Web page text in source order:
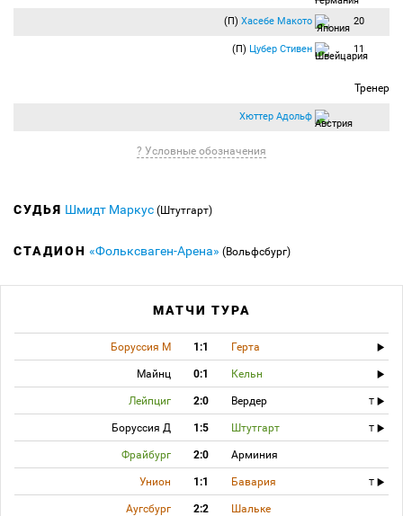
(П) Хасебе Макото 20
(П) Цубер Стивен 11
Тренер
Хюттер Адольф
? Условные обозначения
СУДЬЯ Шмидт Маркус (Штутгарт)
СТАДИОН «Фольксваген-Арена» (Вольфсбург)
МАТЧИ ТУРА
Боруссия М 1:1 Герта
Майнц 0:1 Кельн
Лейпциг 2:0 Вердер T
Боруссия Д 1:5 Штутгарт T
Фрайбург 2:0 Арминия
Унион 1:1 Бавария T
Аугсбург 2:2 Шальке